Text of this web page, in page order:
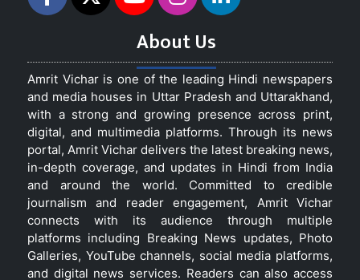
About Us
Amrit Vichar is one of the leading Hindi newspapers
and media houses in Uttar Pradesh and Uttarakhand,
with a strong and growing presence across print,
digital, and multimedia platforms. Through its news
portal, Amrit Vichar delivers the latest breaking news,
in-depth coverage, and updates in Hindi from India
and around the world. Committed to credible
journalism and reader engagement, Amrit Vichar
connects with its audience through multiple
platforms including Breaking News updates, Photo
Galleries, YouTube channels, social media platforms,
and digital news services. Readers can also access